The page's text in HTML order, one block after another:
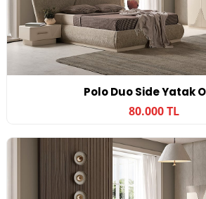
Polo Duo Side Yatak
80.000 TL